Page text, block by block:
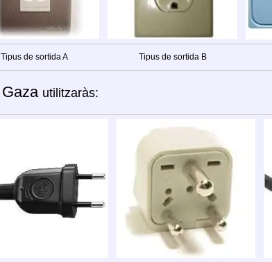
Tipus de sortida A Tipus de sortida B
Gaza utilitzaràs: